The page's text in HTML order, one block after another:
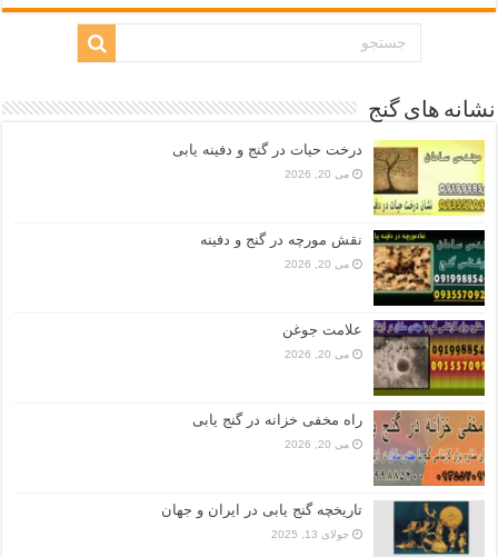
نشانه های گنج
درخت حیات در گنج و دفینه یابی
می 20, 2026
نقش مورچه در گنج و دفینه
می 20, 2026
علامت جوغن
می 20, 2026
راه مخفی خزانه در گنج یابی
می 20, 2026
تاریخچه گنج‌ یابی در ایران و جهان
جولای 13, 2025